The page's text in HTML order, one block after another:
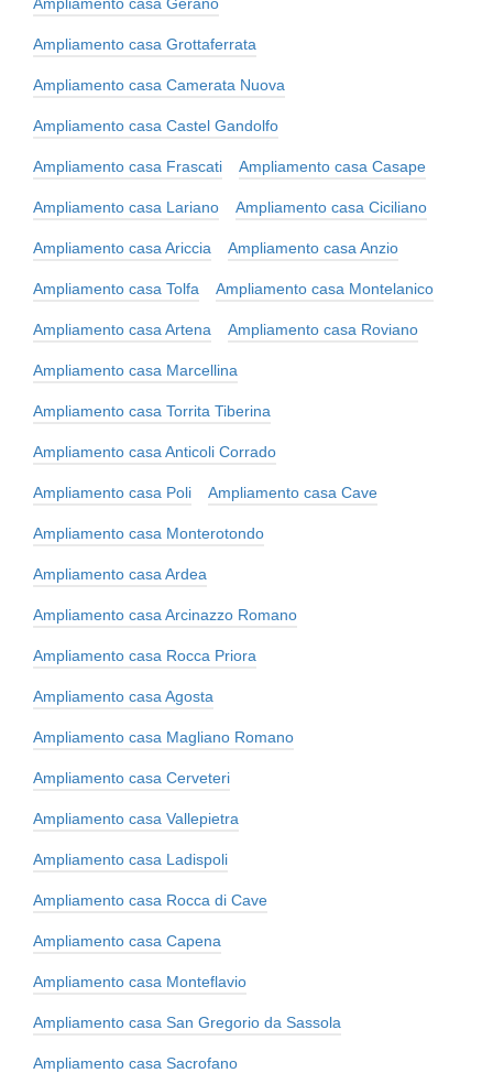
Ampliamento casa Grottaferrata
Ampliamento casa Camerata Nuova
Ampliamento casa Castel Gandolfo
Ampliamento casa Frascati Ampliamento casa Casape
Ampliamento casa Lariano Ampliamento casa Ciciliano
Ampliamento casa Ariccia Ampliamento casa Anzio
Ampliamento casa Tolfa Ampliamento casa Montelanico
Ampliamento casa Artena Ampliamento casa Roviano
Ampliamento casa Marcellina
Ampliamento casa Torrita Tiberina
Ampliamento casa Anticoli Corrado
Ampliamento casa Poli Ampliamento casa Cave
Ampliamento casa Monterotondo
Ampliamento casa Ardea
Ampliamento casa Arcinazzo Romano
Ampliamento casa Rocca Priora
Ampliamento casa Agosta
Ampliamento casa Magliano Romano
Ampliamento casa Cerveteri
Ampliamento casa Vallepietra
Ampliamento casa Ladispoli
Ampliamento casa Rocca di Cave
Ampliamento casa Capena
Ampliamento casa Monteflavio
Ampliamento casa San Gregorio da Sassola
Ampliamento casa Sacrofano